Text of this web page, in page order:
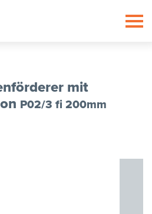
mit
P02/3 fi 200mm
// Producent maszyn